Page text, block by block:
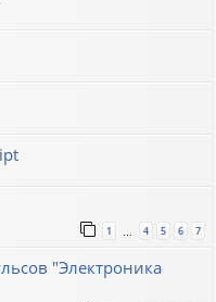
1 4 5 6 7
"Электроника